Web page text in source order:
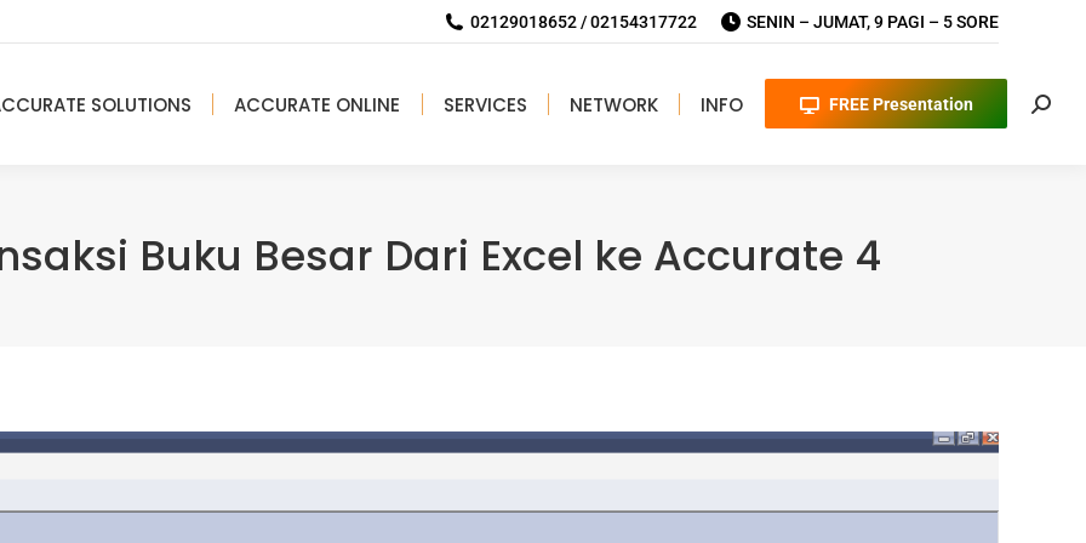
02129018652 / 02154317722 SENIN – JUMAT, 9 PAGI – 5 SORE
SOLUTIONS ACCURATE ONLINE SERVICES NETWORK INFO FREE Presentation
Buku Besar Dari Excel ke Accurate 4